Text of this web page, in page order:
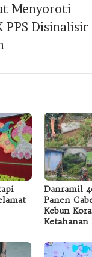
Menyoroti
PPS Disinalisir
Danramil
Panen
Kebun
Ketahanan